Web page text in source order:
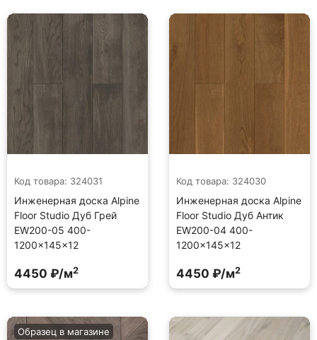
Код товара: 324031
Инженерная доска Alpine
Floor Studio Дуб Грей
EW200-05 400-
1200×145×12
4450 ₽/м2
Код товара: 324030
Инженерная доска Alpine
Floor Studio Дуб Антик
EW200-04 400-
1200×145×12
4450 ₽/м2
Образец в магазине